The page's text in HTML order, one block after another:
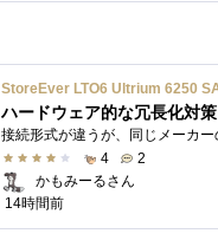
ハードウェア的な冗長化対策
4
2
かもみーるさん
14時間前